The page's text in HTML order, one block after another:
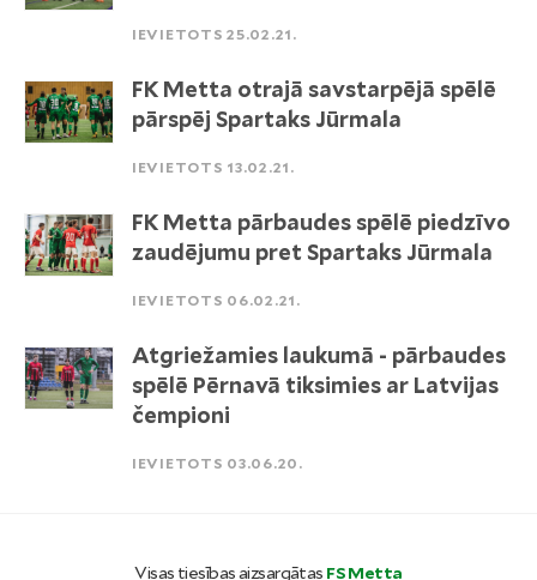
IEVIETOTS 25.02.21.
FK Metta otrajā savstarpējā spēlē
pārspēj Spartaks Jūrmala
IEVIETOTS 13.02.21.
FK Metta pārbaudes spēlē piedzīvo
zaudējumu pret Spartaks Jūrmala
IEVIETOTS 06.02.21.
Atgriežamies laukumā - pārbaudes
spēlē Pērnavā tiksimies ar Latvijas
čempioni
IEVIETOTS 03.06.20.
Visas tiesības aizsargātas FS Metta